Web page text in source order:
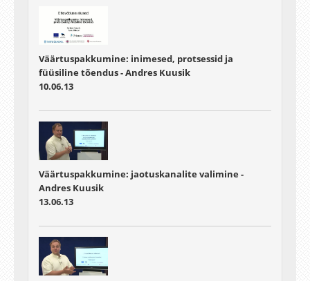
Väärtuspakkumine: inimesed, protsessid ja
füüsiline tõendus - Andres Kuusik
10.06.13
Väärtuspakkumine: jaotuskanalite valimine -
Andres Kuusik
13.06.13